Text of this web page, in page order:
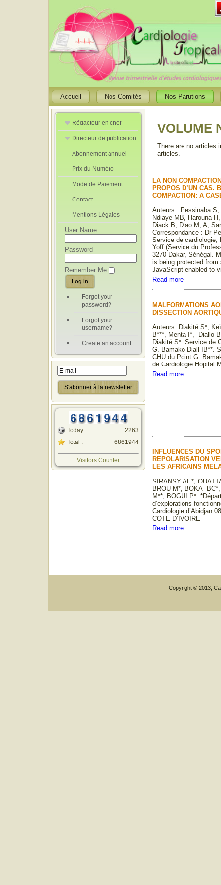
Accueil Nos Comités Nos Parutions
Rédacteur en chef
Rédacteurs en
Chef Adjoint
Directeur de publication
Directeur de
publication
adjoint
Abonnement annuel
Prix du Numéro
Mode de Paiement
Contact
Mentions Légales
User Name
Password
Remember Me
Forgot your
password?
Forgot your
username?
Create an account
Today
Total :
2263
6861944
Visitors Counter
VOLUME
There are no articles
articles.
LA NON
PROPOS D’UN CAS.
COMPACTION: A
Auteurs : Pessinaba
Ndiaye MB, Harouna
Diack B, Diao M, A,
Correspondance : Dr
Service de cardiologie,
Yoff (Service du
3270 Dakar, Sénégal.
is being protected from
JavaScript enabled to
Read more
MALFORMATIONS
DISSECTION
Auteurs: Diakité S*,
B***, Menta I*, Diallo
Diakité S*. Service de
G. Bamako Diall IB**.
CHU du Point G.
de Cardiologie Hôpital
Read more
INFLUENCES DU
REPOLARISATION
LES AFRICAINS
SIRANSY AE*,
BROU M*, BOKA
M**, BOGUI P*.
d’explorations
Cardiologie d’Abidjan
COTE D’IVOIRE
Read more
Copyright © 2013,